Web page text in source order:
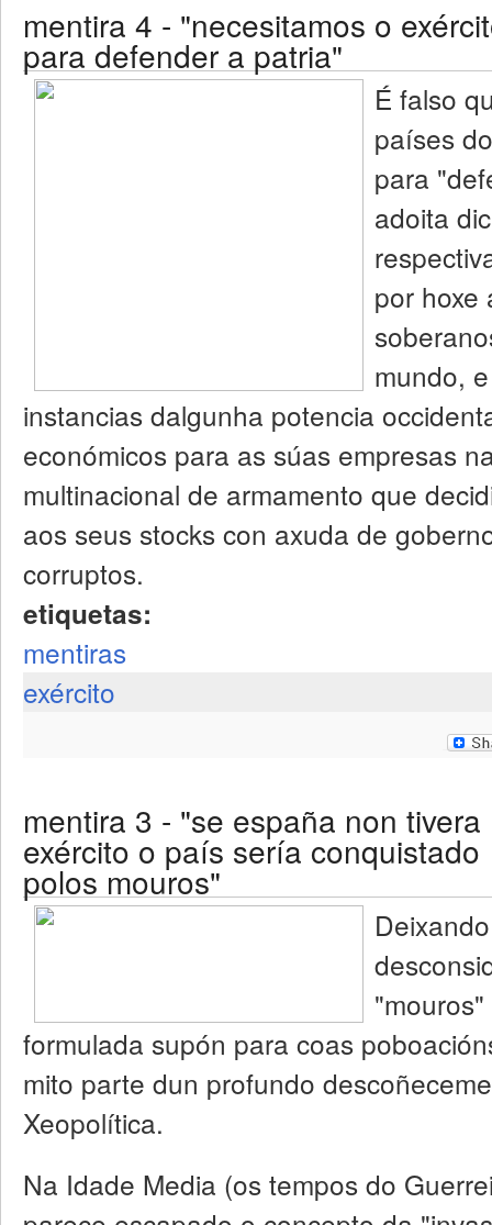
mentira 4 - "necesitamos o
para defender a patria"
É falso
países
para
adoita
por hoxe
mundo,
instancias dalgunha potencia
económicos para as súas empresas
multinacional de armamento que
aos seus stocks con axuda de
corruptos.
etiquetas:
mentiras
exército
mentira 3 - "se españa non tivera
exército o país sería conquistado
polos mouros"
formulada supón para coas
mito parte dun profundo
Xeopolítica.
Na Idade Media (os tempos do